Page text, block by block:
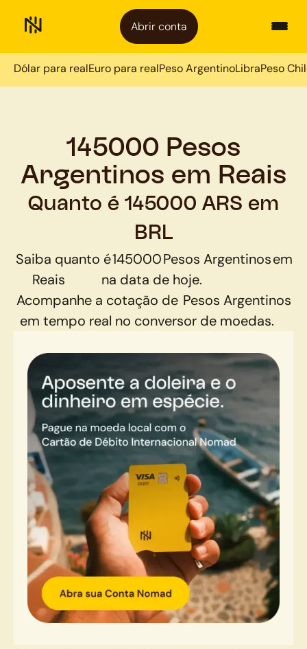
Abrir conta
Dólar para realEuro para realPeso ArgentinoLibraPeso
145000 Pesos
Argentinos em Reais
Quanto é 145000 ARS em
BRL
Saiba quanto é145000Pesos Argentinosem
Reais
na data de hoje.
Acompanhe a cotação de Pesos Argentinos
em tempo real no conversor de moedas.